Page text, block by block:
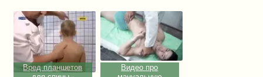
Вред планшетов
Видео про